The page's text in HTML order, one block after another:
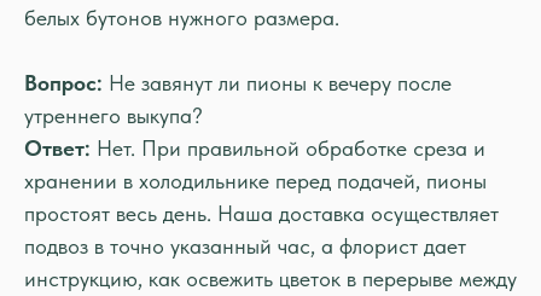
белых бутонов нужного размера.
Вопрос: Не завянут ли пионы к вечеру после
утреннего выкупа?
Ответ: Нет. При правильной обработке среза и
хранении в холодильнике перед подачей, пионы
простоят весь день. Наша доставка осуществляет
подвоз в точно указанный час, а флорист дает
инструкцию, как освежить цветок в перерыве между